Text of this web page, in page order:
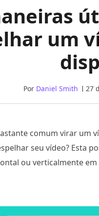
um
Por Daniel Smith 27
comum virar um
seu vídeo? Esta
ou verticalmente